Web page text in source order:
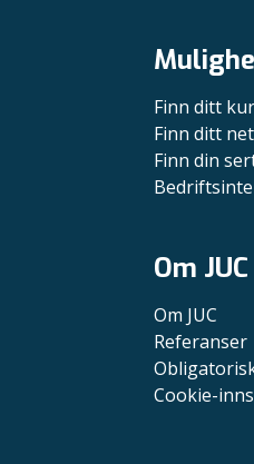
Finn ditt
Finn ditt
Finn din
Om JUC
Om JUC
Referanser
Cookie-